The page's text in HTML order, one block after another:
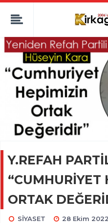
Y.REFAH
“CUMHURİYET
ORTAK
SİYASET 28 Ekim